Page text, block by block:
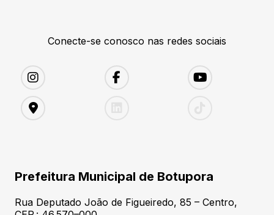
Conecte-se conosco nas redes sociais
Prefeitura Municipal de Botupora
Rua Deputado João de Figueiredo, 85 – Centro,